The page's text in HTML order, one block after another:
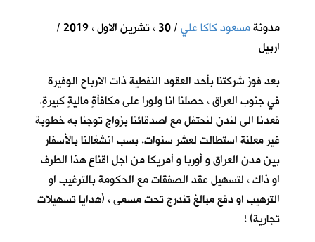
مدونةمسعود كاكا علي
/ 30 ، تشرين الاول ، 2019 /
اربيل
بعد فوز شركتنا بأحد العقود النفطية ذات الارباح الوفيرة
في جنوب العراق ، حصلنا انا ولورا على مكافأةٍ ماليةٍ كبيرةٍ.
فعدنا الى لندن لنحتفل مع اصدقائنا بزواج توجنا به خطوبة
غير معلنة استطالت لعشر سنوات. بسب انشغالنا بالأسفار
بين مدن العراق و أوربا و أمريكا من اجل اقناع هذا الطرف
او ذاك ، لتسهيل عقد الصفقات مع الحكومة بالترغيب او
الترهيب او دفع مبالغ تندرج تحت مسمى ، (هدايا تسهيلات
تجارية) !